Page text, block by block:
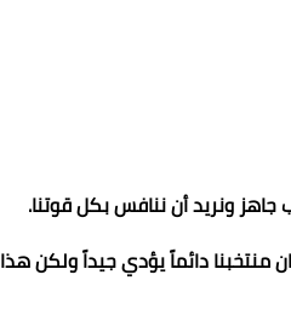
ونريد أن ننافس بكل قوتنا.
منتخبنا دائماً يؤدي جيداً ولكن هذا